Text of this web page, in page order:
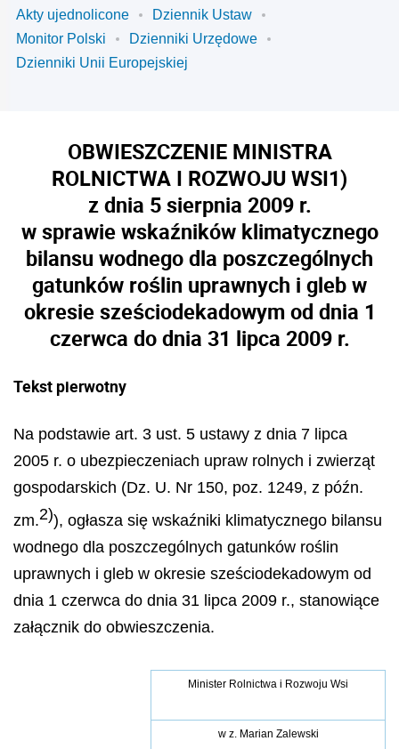
Akty ujednolicone
Dziennik Ustaw
Monitor Polski
Dzienniki Urzędowe
Dzienniki Unii Europejskiej
OBWIESZCZENIE MINISTRA
ROLNICTWA I ROZWOJU WSI1)
z dnia 5 sierpnia 2009 r.
w sprawie wskaźników klimatycznego
bilansu wodnego dla poszczególnych
gatunków roślin uprawnych i gleb w
okresie sześciodekadowym od dnia 1
czerwca do dnia 31 lipca 2009 r.
Tekst pierwotny
Na podstawie art. 3 ust. 5 ustawy z dnia 7 lipca
2005 r. o ubezpieczeniach upraw rolnych i zwierząt
gospodarskich (Dz. U. Nr 150, poz. 1249, z późn.
zm.2)), ogłasza się wskaźniki klimatycznego bilansu
wodnego dla poszczególnych gatunków roślin
uprawnych i gleb w okresie sześciodekadowym od
dnia 1 czerwca do dnia 31 lipca 2009 r., stanowiące
załącznik do obwieszczenia.
Minister Rolnictwa i Rozwoju Wsi
w z. Marian Zalewski